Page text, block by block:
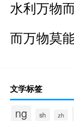
水利万物
而万物莫
文学标签
ng sh zh